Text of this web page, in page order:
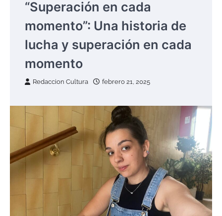
“Superación en cada
momento”: Una historia de
lucha y superación en cada
momento
Redaccion Cultura febrero 21, 2025